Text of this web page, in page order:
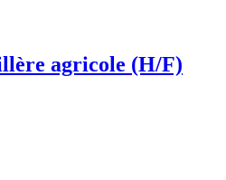
agricole (H/F)